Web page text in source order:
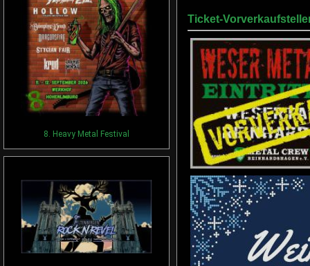
8. Heavy Metal Festival
Ticket-